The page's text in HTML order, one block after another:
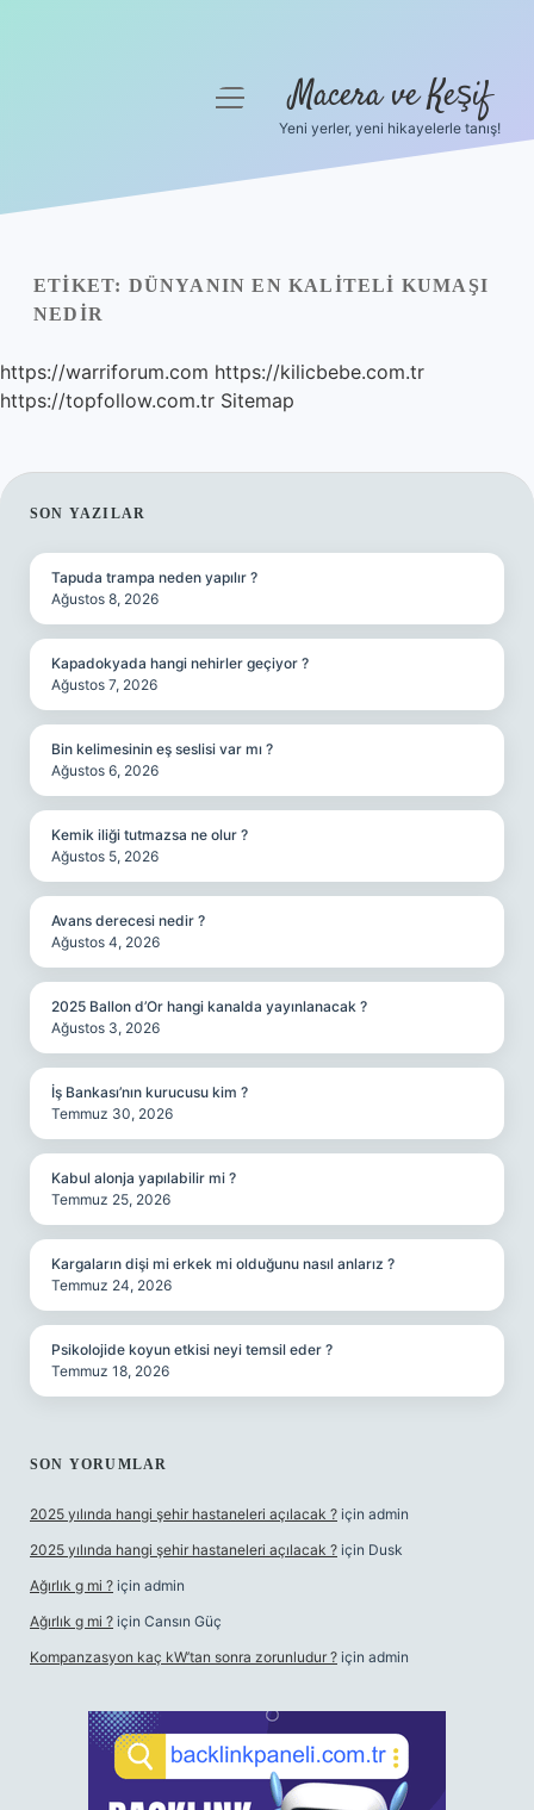
Yasal Uyarı
menüyüMacera ve Keşif
Yeni yerler, yeni hikayelerle tanış!
ETIKET: DÜNYANIN EN KALITELI KUMAŞI
NEDIR
https://warriforum.com https://kilicbebe.com.tr
https://topfollow.com.tr Sitemap
SIDEBAR
SON YAZILAR
Tapuda trampa neden yapılır ?
Ağustos 8, 2026
Kapadokyada hangi nehirler geçiyor ?
Ağustos 7, 2026
Bin kelimesinin eş seslisi var mı ?
Ağustos 6, 2026
Kemik iliği tutmazsa ne olur ?
Ağustos 5, 2026
Avans derecesi nedir ?
Ağustos 4, 2026
2025 Ballon d’Or hangi kanalda yayınlanacak ?
Ağustos 3, 2026
İş Bankası’nın kurucusu kim ?
Temmuz 30, 2026
Kabul alonja yapılabilir mi ?
Temmuz 25, 2026
Kargaların dişi mi erkek mi olduğunu nasıl anlarız ?
Temmuz 24, 2026
Psikolojide koyun etkisi neyi temsil eder ?
Temmuz 18, 2026
SON YORUMLAR
2025 yılında hangi şehir hastaneleri açılacak ? için admin
2025 yılında hangi şehir hastaneleri açılacak ? için Dusk
Ağırlık g mi ? için admin
Ağırlık g mi ? için Cansın Güç
Kompanzasyon kaç kW’tan sonra zorunludur ? için admin